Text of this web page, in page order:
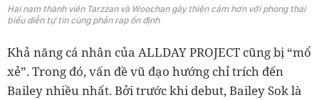
Hai nam thành viên Tarzzan và Woochan gây thiện cảm hơn với phong thái
biểu diễn tự tin cùng phần rap ổn định
Khả năng cá nhân của ALLDAY PROJECT cũng bị “mổ
xẻ”. Trong đó, vấn đề vũ đạo hướng chỉ trích đến
Bailey nhiều nhất. Bởi trước khi debut, Bailey Sok là